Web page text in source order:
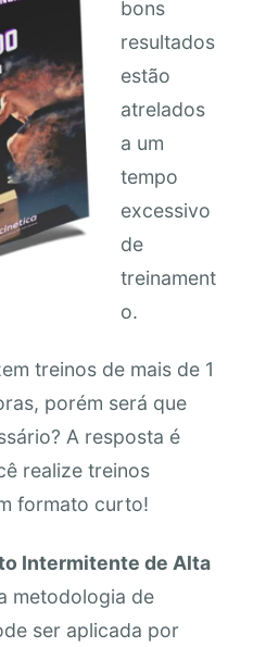
bons
resultados
estão
atrelados
a um
tempo
excessivo
de
treinament
o.
treinos de mais de 1
porém será que
A resposta é
realize treinos
formato curto!
Intermitente de Alta
metodologia de
ser aplicada por